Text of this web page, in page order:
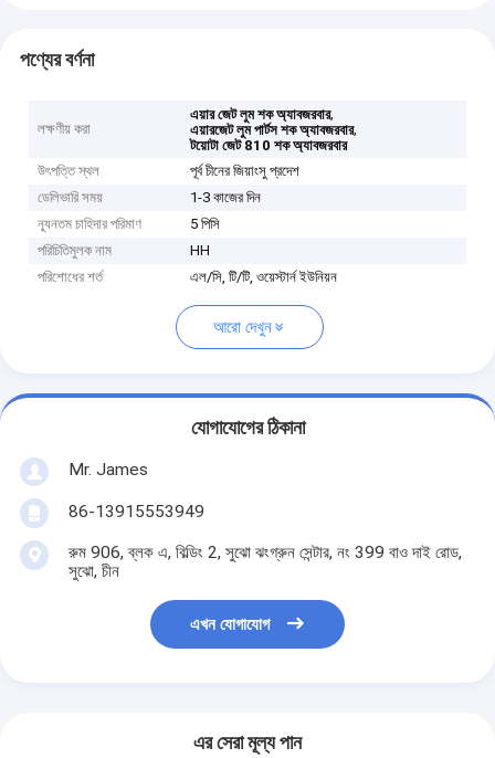
পণ্যের বর্ণনা
লক্ষণীয় করা
এয়ার জেট লুম শক অ্যাবজরবার,
এয়ারজেট লুম পার্টস শক অ্যাবজরবার,
টয়োটা জেট 810 শক অ্যাবজরবার
উৎপত্তি স্থল
পূর্ব চীনের জিয়াংসু প্রদেশ
ডেলিভারি সময়
1-3 কাজের দিন
ন্যূনতম চাহিদার পরিমাণ
5 পিসি
পরিচিতিমুলক নাম
HH
পরিশোধের শর্ত
এল/সি, টি/টি, ওয়েস্টার্ন ইউনিয়ন
আরো দেখুন
যোগাযোগের ঠিকানা
Mr. James
86-13915553949
রুম 906, ব্লক এ, বিল্ডিং 2, সুঝো ঝংগ্রুন সেন্টার, নং 399 বাও দাই রোড,
সুঝো, চীন
এখন যোগাযোগ
এর সেরা মূল্য পান